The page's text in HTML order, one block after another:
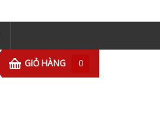
GIỎ HÀNG 0